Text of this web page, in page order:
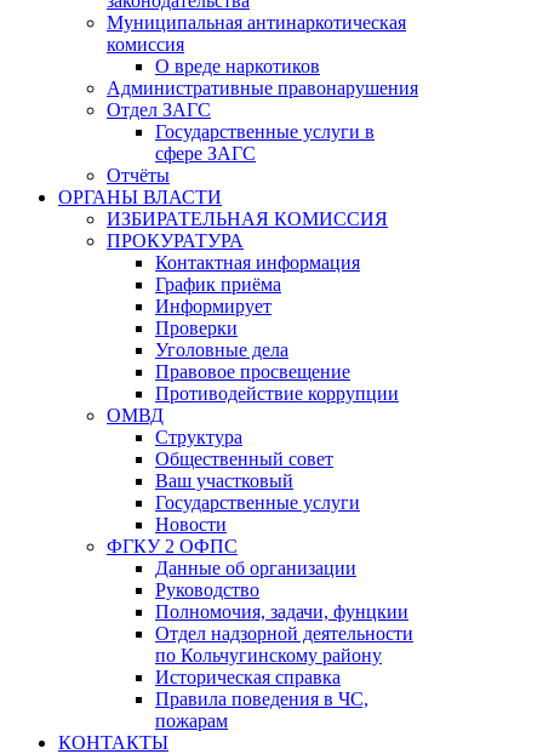
Муниципальная антинаркотическая
комиссия
О вреде наркотиков
Административные правонарушения
Отдел ЗАГС
Государственные услуги в
сфере ЗАГС
Отчёты
ОРГАНЫ ВЛАСТИ
ИЗБИРАТЕЛЬНАЯ КОМИССИЯ
ПРОКУРАТУРА
Контактная информация
График приёма
Информирует
Проверки
Уголовные дела
Правовое просвещение
Противодействие коррупции
ОМВД
Структура
Общественный совет
Ваш участковый
Государственные услуги
Новости
ФГКУ 2 ОФПС
Данные об организации
Руководство
Полномочия, задачи, фунцкии
Отдел надзорной деятельности
по Кольчугинскому району
Историческая справка
Правила поведения в ЧС,
пожарам
КОНТАКТЫ